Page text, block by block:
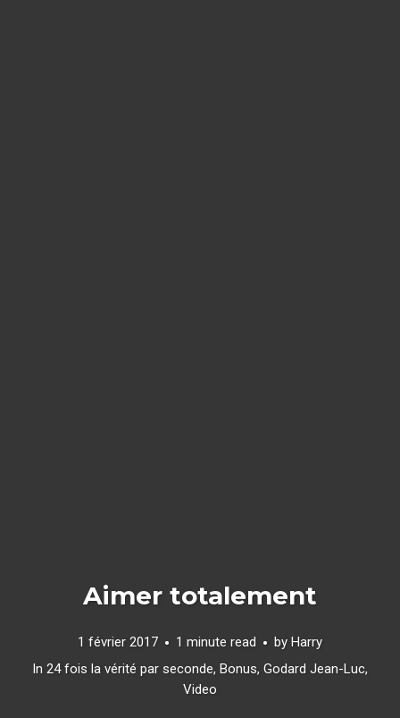
Aimer totalement
1 février 2017 1 minute read by Harry
In 24 fois la vérité par seconde, Bonus, Godard Jean-Luc,
Video